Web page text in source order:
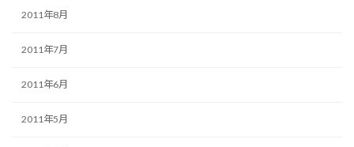
2011年8月
2011年7月
2011年6月
2011年5月